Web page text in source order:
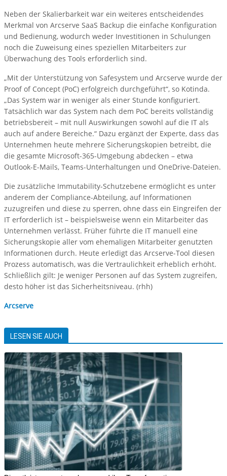
Neben der Skalierbarkeit war ein weiteres entscheidendes
Merkmal von Arcserve SaaS Backup die einfache Konfiguration
und Bedienung, wodurch weder Investitionen in Schulungen
noch die Zuweisung eines speziellen Mitarbeiters zur
Überwachung des Tools erforderlich sind.
„Mit der Unterstützung von Safesystem und Arcserve wurde der
Proof of Concept (PoC) erfolgreich durchgeführt“, so Kotinda.
„Das System war in weniger als einer Stunde konfiguriert.
Tatsächlich war das System nach dem PoC bereits vollständig
betriebsbereit – mit null Auswirkungen sowohl auf die IT als
auch auf andere Bereiche.“ Dazu ergänzt der Experte, dass das
Unternehmen heute mehrere Sicherungskopien betreibt, die
die gesamte Microsoft-365-Umgebung abdecken – etwa
Outlook-E-Mails, Teams-Unterhaltungen und OneDrive-Dateien.
Die zusätzliche Immutability-Schutzebene ermöglicht es unter
anderem der Compliance-Abteilung, auf Informationen
zuzugreifen und diese zu sperren, ohne dass ein Eingreifen der
IT erforderlich ist – beispielsweise wenn ein Mitarbeiter das
Unternehmen verlässt. Früher führte die IT manuell eine
Sicherungskopie aller vom ehemaligen Mitarbeiter genutzten
Informationen durch. Heute erledigt das Arcserve-Tool diesen
Prozess automatisch, was die Vertraulichkeit erheblich erhöht.
Schließlich gilt: Je weniger Personen auf das System zugreifen,
desto höher ist das Sicherheitsniveau. (rhh)
Arcserve
LESEN SIE AUCH